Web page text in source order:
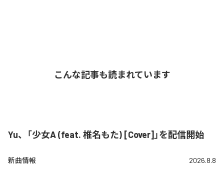
こんな記事も読まれています
Yu、「少女A (feat. 椎名もた) [Cover]」を配信開始
新曲情報 2026.8.8